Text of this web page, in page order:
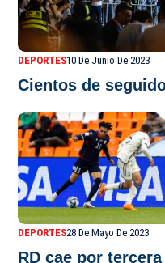
DEPORTES10 De Junio De 2023
Cientos de
DEPORTES28 De Mayo De 2023
RD cae por